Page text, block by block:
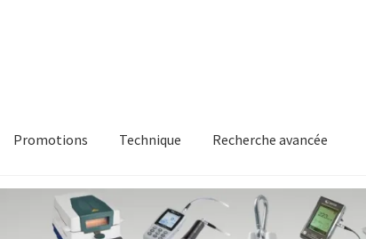
Promotions Technique Recherche avancée
Politique en matière de remboursements et de retours